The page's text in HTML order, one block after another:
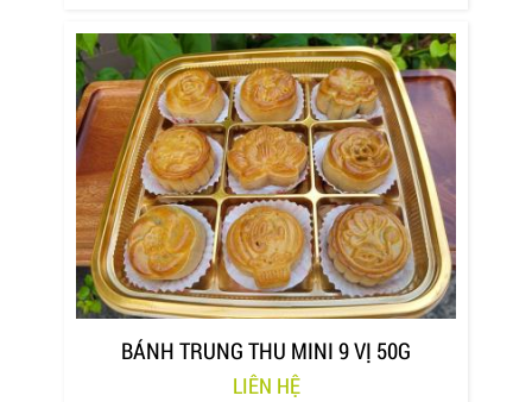
BÁNH TRUNG THU MINI 9 VỊ 50G
LIÊN HỆ